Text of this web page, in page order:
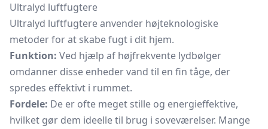
Ultralyd luftfugtere
Ultralyd luftfugtere anvender højteknologiske
metoder for at skabe fugt i dit hjem.
Funktion: Ved hjælp af højfrekvente lydbølger
omdanner disse enheder vand til en fin tåge, der
spredes effektivt i rummet.
Fordele: De er ofte meget stille og energieffektive,
hvilket gør dem ideelle til brug i soveværelser. Mange